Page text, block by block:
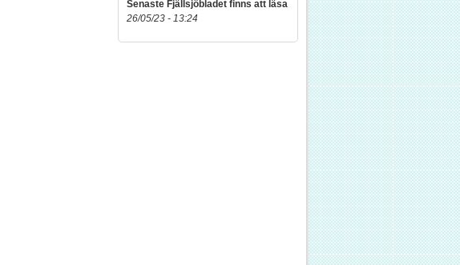
Senaste Fjällsjöbladet finns att läsa
26/05/23 - 13:24